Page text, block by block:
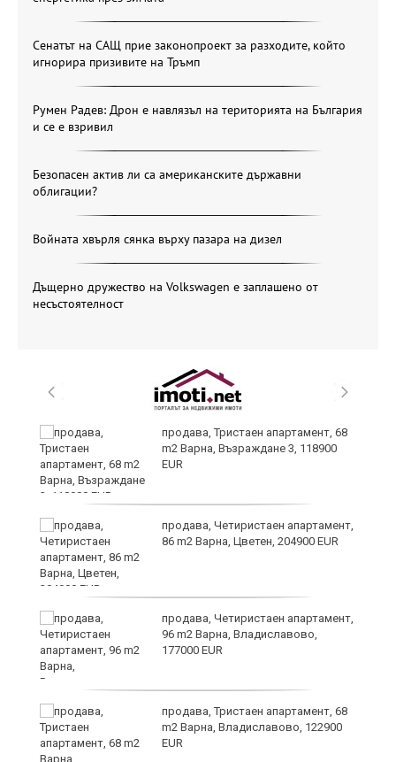
Сенатът на САЩ прие законопроект за разходите, който
игнорира призивите на Тръмп
Румен Радев: Дрон е навлязъл на територията на България
и се е взривил
Безопасен актив ли са американските държавни
облигации?
Войната хвърля сянка върху пазара на дизел
Дъщерно дружество на Volkswagen е заплашено от
несъстоятелност
продава, Тристаен апартамент, 68
m2 Варна, Възраждане 3, 118900
EUR
продава, Четиристаен апартамент,
86 m2 Варна, Цветен, 204900 EUR
продава, Четиристаен апартамент,
96 m2 Варна, Владиславово,
177000 EUR
продава, Тристаен апартамент, 68
m2 Варна, Владиславово, 122900
EUR